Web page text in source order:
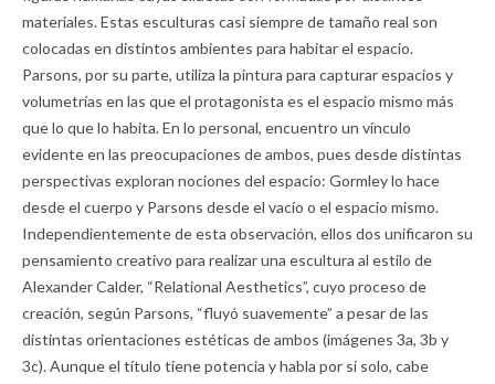
materiales. Estas esculturas casi siempre de tamaño real son
colocadas en distintos ambientes para habitar el espacio.
Parsons, por su parte, utiliza la pintura para capturar espacios y
volumetrías en las que el protagonista es el espacio mismo más
que lo que lo habita. En lo personal, encuentro un vínculo
evidente en las preocupaciones de ambos, pues desde distintas
perspectivas exploran nociones del espacio: Gormley lo hace
desde el cuerpo y Parsons desde el vacío o el espacio mismo.
Independientemente de esta observación, ellos dos unificaron su
pensamiento creativo para realizar una escultura al estilo de
Alexander Calder, “Relational Aesthetics”, cuyo proceso de
creación, según Parsons, “fluyó suavemente” a pesar de las
distintas orientaciones estéticas de ambos (imágenes 3a, 3b y
3c). Aunque el título tiene potencia y habla por sí solo, cabe